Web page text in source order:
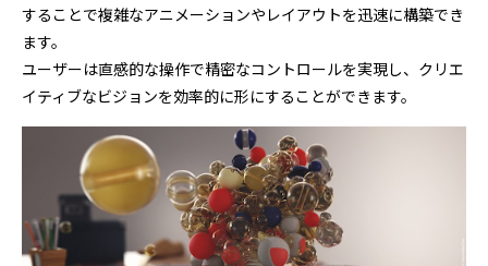
することで複雑なアニメーションやレイアウトを迅速に構築でき
ます。
ユーザーは直感的な操作で精密なコントロールを実現し、クリエ
イティブなビジョンを効率的に形にすることができます。